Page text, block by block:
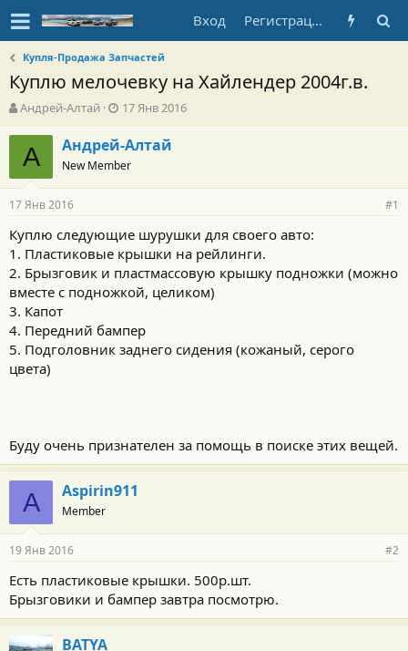
Вход Регистрация
Купля-Продажа Запчастей
Куплю мелочевку на Хайлендер 2004г.в.
А
в
т
о
т
е
м
ы
Андрей-Алтай
Д
а
а
н
а
а
л
а
17 Янв 2016
А Андрей-Алтай
New Member
17 Янв 2016 #1
Куплю следующие шурушки для своего авто:
1. Пластиковые крышки на рейлинги.
2. Брызговик и пластмассовую крышку подножки (можно
вместе с подножкой, целиком)
3. Капот
4. Передний бампер
5. Подголовник заднего сидения (кожаный, серого
цвета)
Буду очень признателен за помощь в поиске этих вещей.
A Aspirin911
Member
19 Янв 2016 #2
Есть пластиковые крышки. 500р.шт.
Брызговики и бампер завтра посмотрю.
BATYA